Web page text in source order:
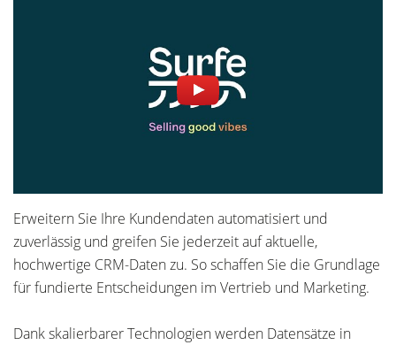
Erweitern Sie Ihre Kundendaten automatisiert und
zuverlässig und greifen Sie jederzeit auf aktuelle,
hochwertige CRM-Daten zu. So schaffen Sie die Grundlage
für fundierte Entscheidungen im Vertrieb und Marketing.
Dank skalierbarer Technologien werden Datensätze in